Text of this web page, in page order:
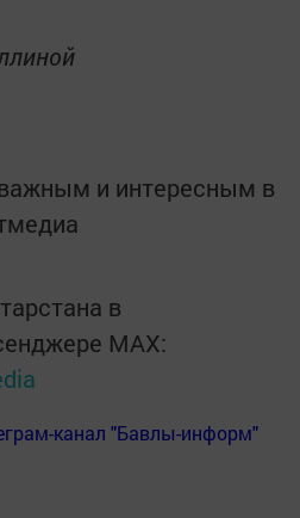
и интересным в
в
MАХ:
канал "Бавлы-информ"